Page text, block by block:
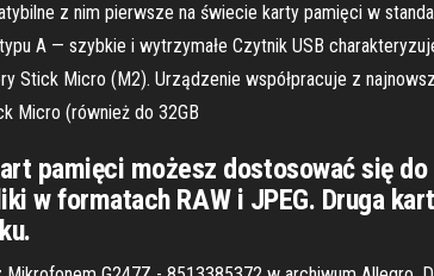
z nim pierwsze na świecie karty pamięci w
A — szybkie i wytrzymałe Czytnik USB
Stick Micro (M2). Urządzenie współpracuje z
Micro (również do 32GB
pamięci możesz dostosować się
w formatach RAW i JPEG. Druga